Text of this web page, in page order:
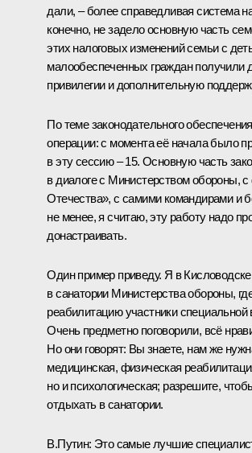
дали, – более справедливая система
конечно, не задело основную часть
этих налоговых изменений семьи с
малообеспеченных граждан получили
привилегии и дополнительную
По теме законодательного
операции: с момента её начала было
в эту сессию – 15. Основную часть
в диалоге с Министерством обороны,
Отечества», с самими командирами и
не менее, я считаю, эту работу надо
донастраивать.
Один пример приведу. Я в
в санатории Министерства обороны,
реабилитацию участники специальной
Очень предметно поговорили, всё
Но они говорят: Вы знаете, нам же
медицинская, физическая
но и психологическая; разрешите,
отдыхать в санатории.
В.Путин: Это самые лучшие